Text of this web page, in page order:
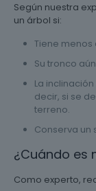
Según nuestra
un árbol si:
Tiene menos
Su tronco
La
decir, si se
terreno.
Conserva un
¿Cuándo es
Como experto,